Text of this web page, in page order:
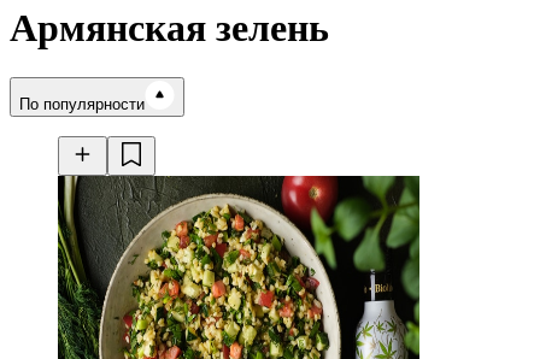
Армянская зелень
Время готовки
По популярности